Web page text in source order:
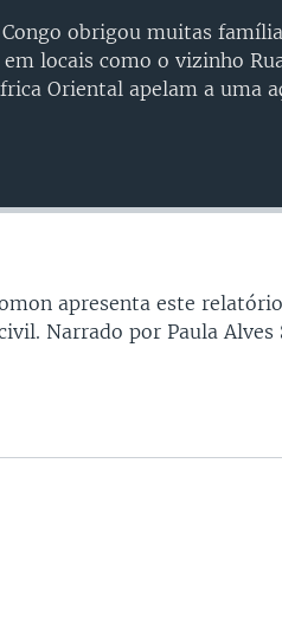
240p 360p
obrigou muitas
locais como o vizinho
Oriental apelam a uma
apresenta este
Narrado por Paula Alves